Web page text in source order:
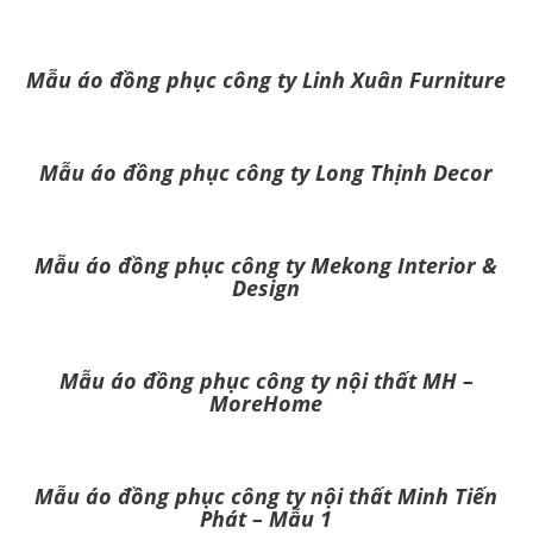
Mẫu áo đồng phục công ty Linh Xuân Furniture
Mẫu áo đồng phục công ty Long Thịnh Decor
Mẫu áo đồng phục công ty Mekong Interior &
Design
Mẫu áo đồng phục công ty nội thất MH –
MoreHome
Mẫu áo đồng phục công ty nội thất Minh Tiến
Phát – Mẫu 1